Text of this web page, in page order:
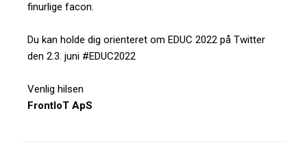
finurlige facon.
Du kan holde dig orienteret om EDUC 2022 på Twitter
den 2.3. juni #EDUC2022
Venlig hilsen
FrontIoT ApS